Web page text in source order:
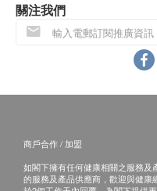
關注我們
商戶合作 / 加盟
如閣下擁有任何健康相關之服務及
的服務及產品供應商，歡迎與健康